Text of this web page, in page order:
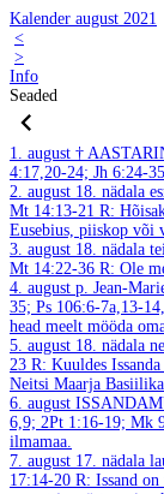
Kalender august 2021
<
>
Info
Seaded
1. august †
4:17,20-24; Jh 6:24-35
2. august 18. nädala
Mt 14:13-21 R:
Eusebius, piiskop või
3. august 18. nädala
Mt 14:22-36 R: Ole
4. august p. Jean-
35; Ps 106:6-7a,13-
head meelt mööda
5. august 18. nädala
23 R: Kuuldes
Neitsi Maarja
6. august
6,9; 2Pt 1:16-19; Mk
ilmamaa.
7. august 17. nädala
17:14-20 R: Issand